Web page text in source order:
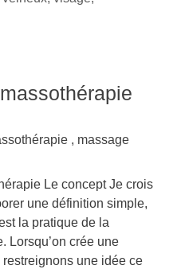
Le concept Je crois
une définition simple,
la pratique de la
Lorsqu’on crée une
une idée ce